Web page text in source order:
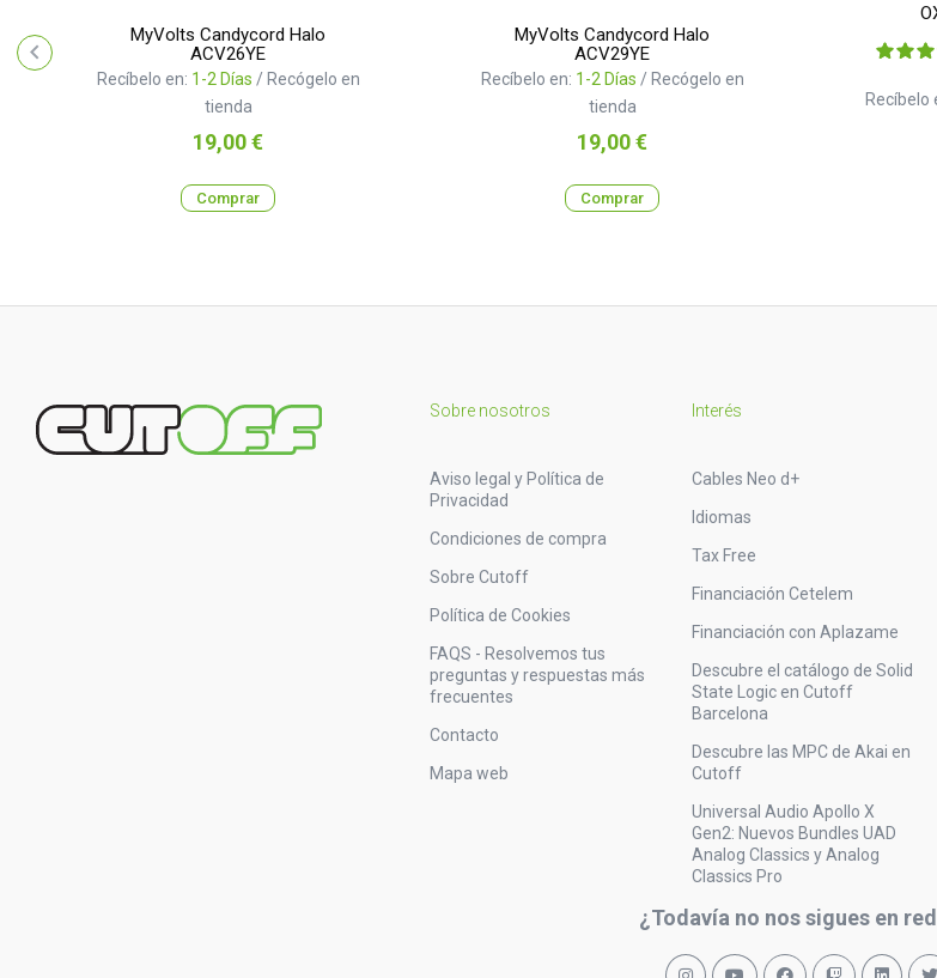
MyVolts Candycord Halo
ACV26YE
Recíbelo en: 1-2 Días / Recógelo en
tienda
Precio
19,00 €
Comprar
MyVolts Candycord Halo
ACV29YE
Recíbelo en: 1-2 Días / Recógelo en
tienda
Precio
19,00 €
Comprar
Recíbelo
Sobre nosotros
Aviso legal y Política de
Privacidad
Condiciones de compra
Sobre Cutoff
Política de Cookies
FAQS - Resolvemos tus
preguntas y respuestas más
frecuentes
Contacto
Mapa web
Interés
Cables Neo d+
Idiomas
Tax Free
Financiación Cetelem
Financiación con Aplazame
Descubre el catálogo de Solid
State Logic en Cutoff
Barcelona
Descubre las MPC de Akai en
Cutoff
Universal Audio Apollo X
Gen2: Nuevos Bundles UAD
Analog Classics y Analog
Classics Pro
¿Todavía no nos sigues en